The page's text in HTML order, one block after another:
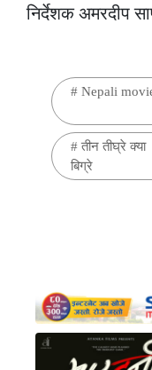
निर्देशक अमरदीप
# Nepali
# तीन तीघ्रे क्या
बिग्रे